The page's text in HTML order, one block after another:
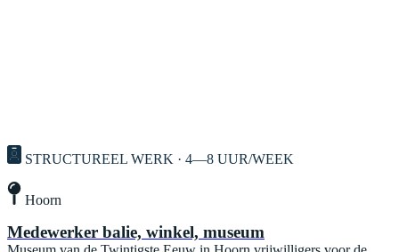
STRUCTUREEL WERK · 4—8 UUR/WEEK
Hoorn
Medewerker balie, winkel, museum